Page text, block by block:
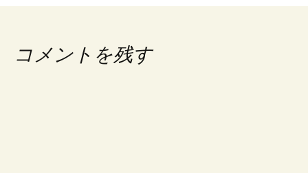
ビコメントを残す